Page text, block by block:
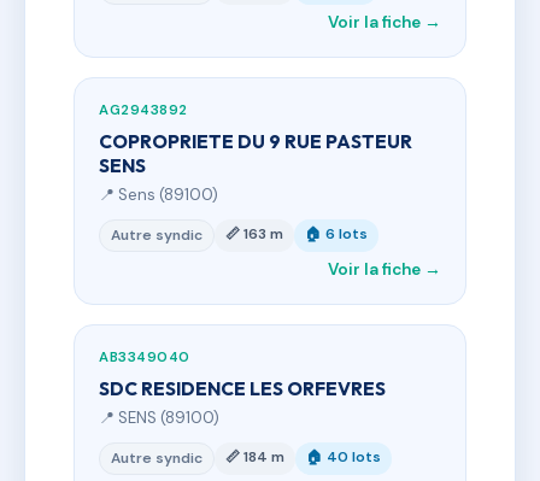
Voir la fiche →
AG2943892
COPROPRIETE DU 9 RUE PASTEUR
SENS
📍 Sens (89100)
Autre syndic 📏 163 m 🏠 6 lots
Voir la fiche →
AB3349040
SDC RESIDENCE LES ORFEVRES
📍 SENS (89100)
Autre syndic 📏 184 m 🏠 40 lots